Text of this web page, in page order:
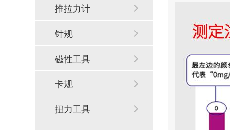
推拉力计
针规
磁性工具
卡规
扭力工具